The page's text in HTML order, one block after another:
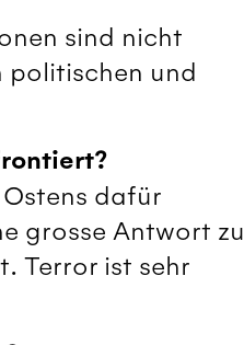
sind nicht
politischen und
dafür
grosse Antwort zu
Terror ist sehr